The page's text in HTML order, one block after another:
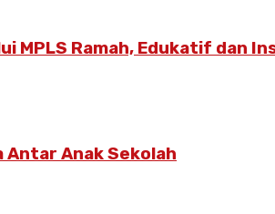
MPLS Ramah, Edukatif dan
Antar Anak Sekolah